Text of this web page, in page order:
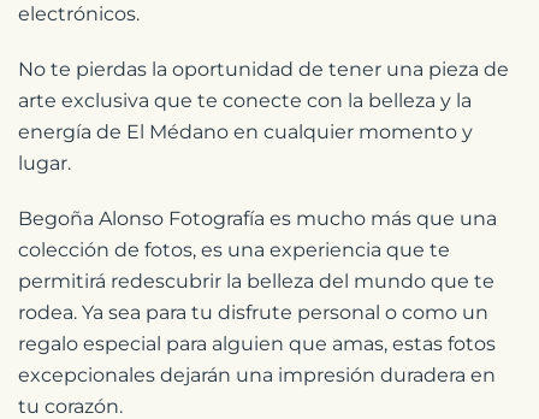
electrónicos.
No te pierdas la oportunidad de tener una pieza de
arte exclusiva que te conecte con la belleza y la
energía de El Médano en cualquier momento y
lugar.
Begoña Alonso Fotografía es mucho más que una
colección de fotos, es una experiencia que te
permitirá redescubrir la belleza del mundo que te
rodea. Ya sea para tu disfrute personal o como un
regalo especial para alguien que amas, estas fotos
excepcionales dejarán una impresión duradera en
tu corazón.